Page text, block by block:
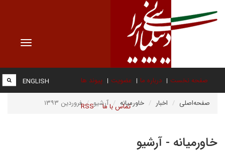
Toggle
صفحه نخست درباره ما عضویت پیوند ها
تماس با ما RSS
ENGLISH
صفحه‌اصلی اخبار خاورمیانه آرشیو فروردین ۱۳۹۳
خاورمیانه - آرشیو